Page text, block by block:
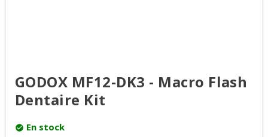
GODOX MF12-DK3 - Macro Flash
Dentaire Kit
check_circle En stock